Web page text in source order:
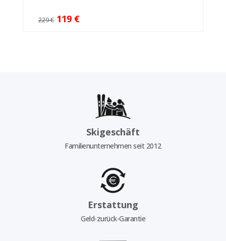
229 € 119 €
Skigeschäft
Familienunternehmen seit 2012
Erstattung
Geld-zurück-Garantie